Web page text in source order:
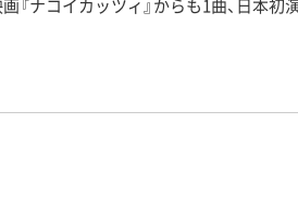
ナコイカッツィ』からも1曲、日本初